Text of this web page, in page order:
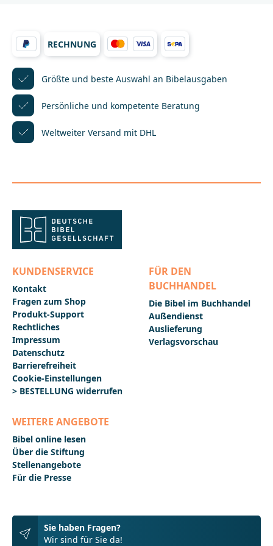
von längeren Textpassagen und ist auch eine gute
Wahl für alle, die neu mit dem Lesen der Bibel
beginnen.Mit der Edition Kreuz finden sowohl
gestandene Bibellesende als auch Einsteigern eine
markante Sonn- und
Alltagsbibel.______________________________________________
_______________Bei Fragen zur Produktsicherheit
wenden Sie sich bitte an:Deutsche
BibelgesellschaftBalinger Str. 31 A70567
Stuttgartproduktsicherheit@dbg.de
RECHNUNG
Größte und beste Auswahl an Bibelausgaben
Persönliche und kompetente Beratung
Weltweiter Versand mit DHL
KUNDENSERVICE
Kontakt
Fragen zum Shop
Produkt-Support
Rechtliches
Impressum
Datenschutz
Barrierefreiheit
Cookie-Einstellungen
> BESTELLUNG widerrufen
FÜR DEN
BUCHHANDEL
Die Bibel im Buchhandel
Außendienst
Auslieferung
Verlagsvorschau
WEITERE ANGEBOTE
Bibel online lesen
Über die Stiftung
Stellenangebote
Für die Presse
Sie haben Fragen?
Wir sind für Sie da!